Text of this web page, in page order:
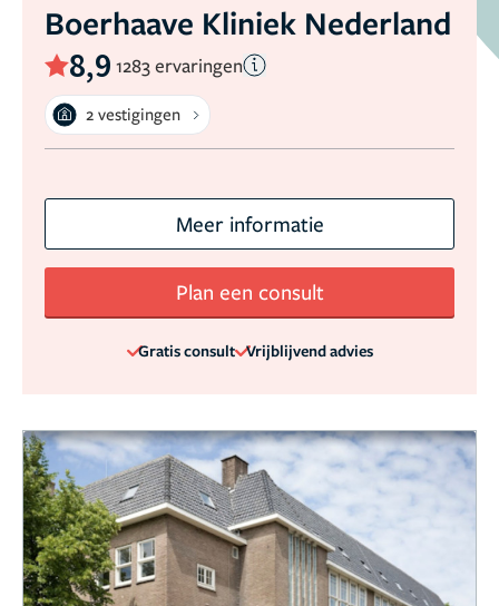
Boerhaave Kliniek Nederland
8,9 1283 ervaringen
2 vestigingen
Meer informatie
Plan een consult
Gratis consult Vrijblijvend advies